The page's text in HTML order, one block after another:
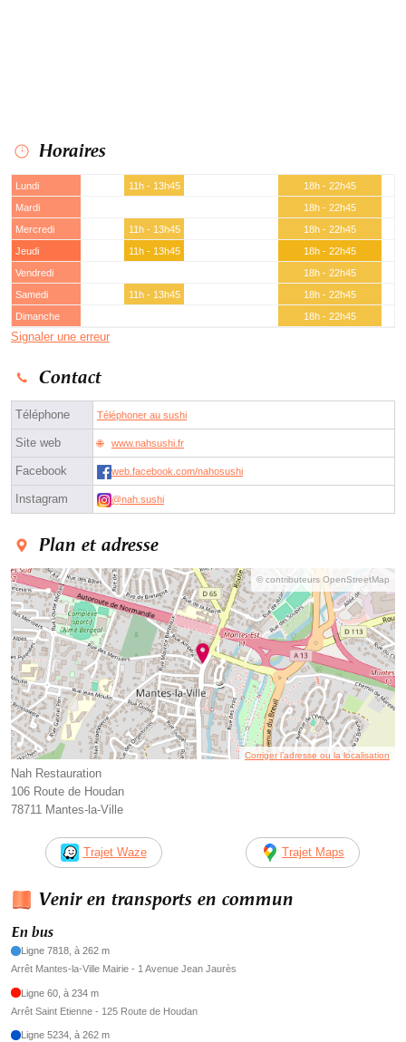
Horaires
Lundi 11h - 13h45
18h - 22h45
Mardi
18h - 22h45
Mercredi
11h - 13h45
18h - 22h45
Jeudi
11h - 13h45
18h - 22h45
Vendredi
18h - 22h45
Samedi
11h - 13h45
18h - 22h45
Dimanche
18h - 22h45
Signaler une erreur
Contact
Téléphone Téléphoner au sushi
Site web www.nahsushi.fr
Facebook web.facebook.com/nahosushi
Instagram @nah.sushi
Plan et adresse
© contributeurs OpenStreetMap
Corriger l’adresse ou la localisation
Nah Restauration
106 Route de Houdan
78711 Mantes-la-Ville
Trajet Waze Trajet Maps
Venir en transports en commun
En bus
Ligne 7818, à 262 m
Arrêt Mantes-la-Ville Mairie - 1 Avenue Jean Jaurès
Ligne 60, à 234 m
Arrêt Saint Etienne - 125 Route de Houdan
Ligne 5234, à 262 m